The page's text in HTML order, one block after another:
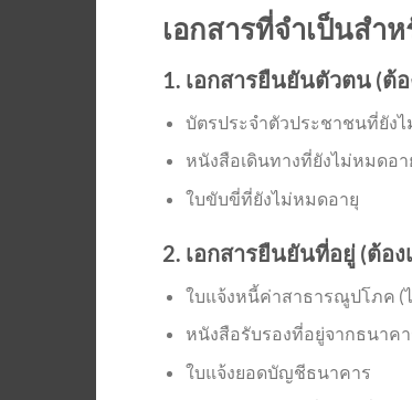
เอกสารที่จำเป็นสำ
1. เอกสารยืนยันตัวตน (ต้อ
บัตรประจำตัวประชาชนที่ยัง
หนังสือเดินทางที่ยังไม่หมดอา
ใบขับขี่ที่ยังไม่หมดอายุ
2. เอกสารยืนยันที่อยู่ (ต้อง
ใบแจ้งหนี้ค่าสาธารณูปโภค (ไ
หนังสือรับรองที่อยู่จากธนาค
ใบแจ้งยอดบัญชีธนาคาร